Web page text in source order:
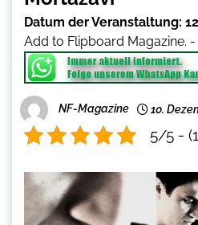
Datum der Veranstaltung:
Add to Flipboard Magazine. -
NF-Magazine 10.
5/5 -